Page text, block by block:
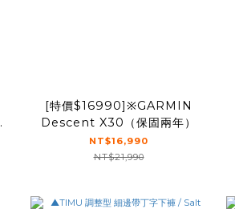
[特價$16990]※GARMIN
Descent X30（保固兩年）
NT$16,990
NT$21,990